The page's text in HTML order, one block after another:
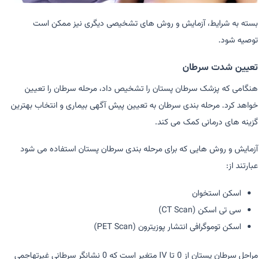
بسته به شرایط، آزمایش و روش های تشخیصی دیگری نیز ممکن است
توصیه شود.
تعیین شدت سرطان
هنگامی که پزشک سرطان پستان را تشخیص داد، مرحله سرطان را تعیین
خواهد کرد. مرحله بندی سرطان به تعیین پیش آگهی بیماری و انتخاب بهترین
گزینه های درمانی کمک می کند.
آزمایش و روش هایی که برای مرحله بندی سرطان پستان استفاده می شود
عبارتند از:
اسکن استخوان
سی تی اسکن (CT Scan)
اسکن توموگرافی انتشار پوزیترون (PET Scan)
مراحل سرطان پستان از 0 تا IV متغیر است که 0 نشانگر سرطانی غیرتهاجمی